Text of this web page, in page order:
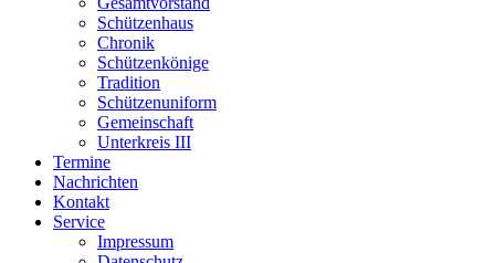
Schützenhaus
Chronik
Schützenkönige
Tradition
Schützenuniform
Gemeinschaft
Unterkreis III
Termine
Nachrichten
Kontakt
Service
Impressum